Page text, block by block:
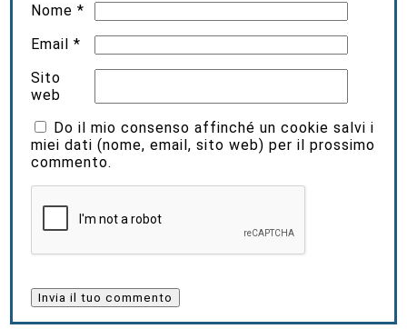
Nome*
Email*
Sito
web
Do il mio consenso affinché un cookie salvi i
miei dati (nome, email, sito web) per il prossimo
commento.